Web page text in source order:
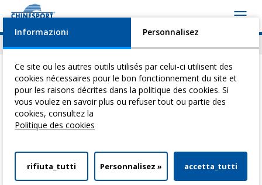
Actualités Evénements Video Download
Vous êtes ici: Home>Tables Pour ThéRapie>Coussins Posturaux
Forme Rectangulaire 40 X 20 X 10 H Cm
Informazioni Personnalisez
Ce site ou les autres outils utilisés par celui-ci utilisent des
cookies nécessaires pour le bon fonctionnement du site et
pour les raisons décrites dans la politique des cookies. Si
vous voulez en savoir plus ou refuser tout ou partie des
cookies, consultez la
Politique des cookies
rifiuta_tutti Personnalisez » accetta_tutti